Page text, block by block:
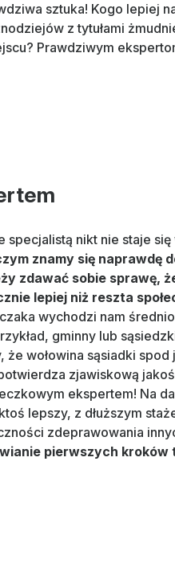
sztuka! Kogo lepiej
z tytułami
Prawdziwym
specjalistą nikt nie staje się
znamy się naprawdę
zdawać sobie sprawę,
lepiej niż reszta
wychodzi nam
gminny lub
że wołowina sąsiadki
zjawiskową
ekspertem! Na
lepszy, z dłuższym
zdeprawowania
pierwszych